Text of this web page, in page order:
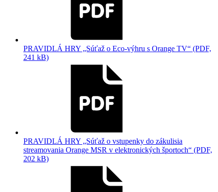
PRAVIDLÁ HRY „Súťaž o Eco-výhru s Orange TV“ (PDF,
241 kB)
PRAVIDLÁ HRY „Súťaž o vstupenky do zákulisia
streamovania Orange MSR v elektronických športoch“ (PDF,
202 kB)